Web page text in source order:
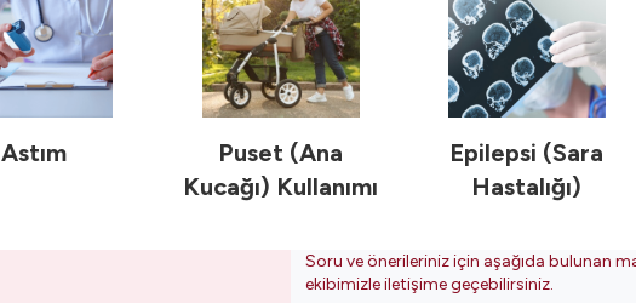
Astım
Puset (Ana
Kucağı) Kullanımı
Epilepsi (Sara
Hastalığı)
Soru ve önerileriniz için aşağıda bulunan
ekibimizle iletişime geçebilirsiniz.